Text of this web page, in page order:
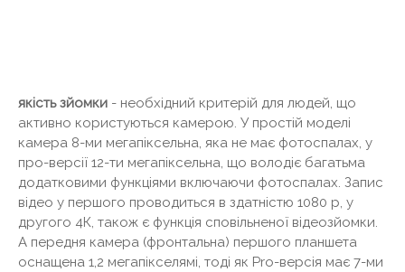
якість зйомки - необхідний критерій для людей, що
активно користуються камерою. У простій моделі
камера 8-ми мегапіксельна, яка не має фотоспалах, у
про-версії 12-ти мегапіксельна, що володіє багатьма
додатковими функціями включаючи фотоспалах. Запис
відео у першого проводиться в здатністю 1080 р, у
другого 4К, також є функція сповільненої відеозйомки.
А передня камера (фронтальна) першого планшета
оснащена 1,2 мегапікселямі, тоді як Pro-версія має 7-ми